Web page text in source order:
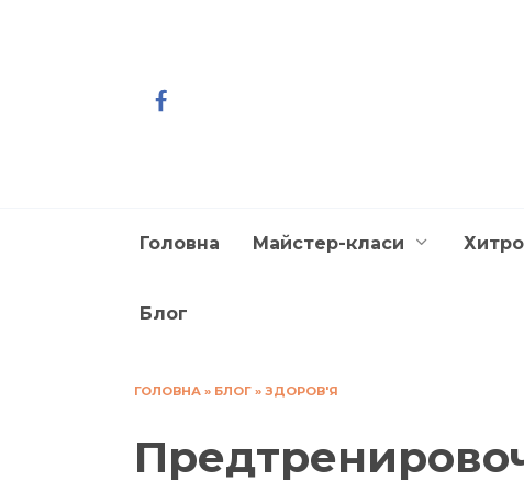
Головна Майстер-класи
Блог
ГОЛОВНА » БЛОГ » ЗДОРОВ'Я